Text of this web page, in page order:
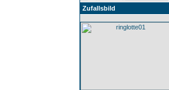
Zufallsbild